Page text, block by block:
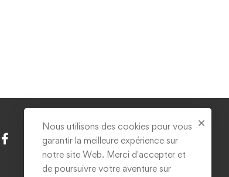
Nous utilisons des cookies pour vous
garantir la meilleure expérience sur
notre site Web. Merci d'accepter et
de poursuivre votre aventure sur